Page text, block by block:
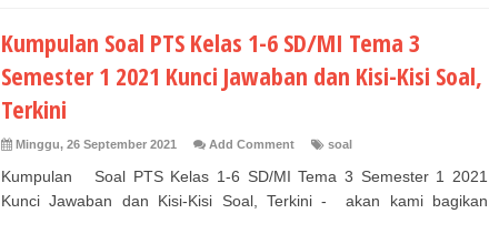
Kumpulan Soal PTS Kelas 1-6 SD/MI Tema 3
Semester 1 2021 Kunci Jawaban dan Kisi-Kisi Soal,
Terkini
Minggu, 26 September 2021 Add Comment soal
Kumpulan Soal PTS Kelas 1-6 SD/MI Tema 3 Semester 1 2021
Kunci Jawaban dan Kisi-Kisi Soal, Terkini - akan kami bagikan